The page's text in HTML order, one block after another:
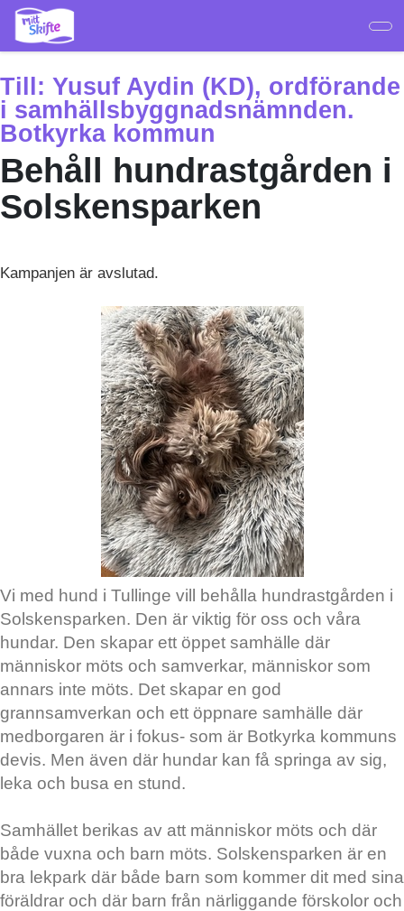
Hoppa
huvudinnehåll
Till: Yusuf Aydin (KD), ordförande
i samhällsbyggnadsnämnden.
Botkyrka kommun
Behåll hundrastgården i
Solskensparken
Kampanjen är avslutad.
Vi med hund i Tullinge vill behålla hundrastgården i
Solskensparken. Den är viktig för oss och våra
hundar. Den skapar ett öppet samhälle där
människor möts och samverkar, människor som
annars inte möts. Det skapar en god
grannsamverkan och ett öppnare samhälle där
medborgaren är i fokus- som är Botkyrka kommuns
devis. Men även där hundar kan få springa av sig,
leka och busa en stund.
Samhället berikas av att människor möts och där
både vuxna och barn möts. Solskensparken är en
bra lekpark där både barn som kommer dit med sina
föräldrar och där barn från närliggande förskolor och